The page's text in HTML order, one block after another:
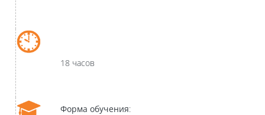
18 часов
Форма обучения: